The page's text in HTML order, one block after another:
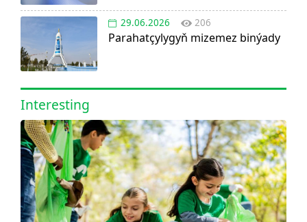
29.06.2026 206
Parahatçylygyň mizemez binýady
Interesting